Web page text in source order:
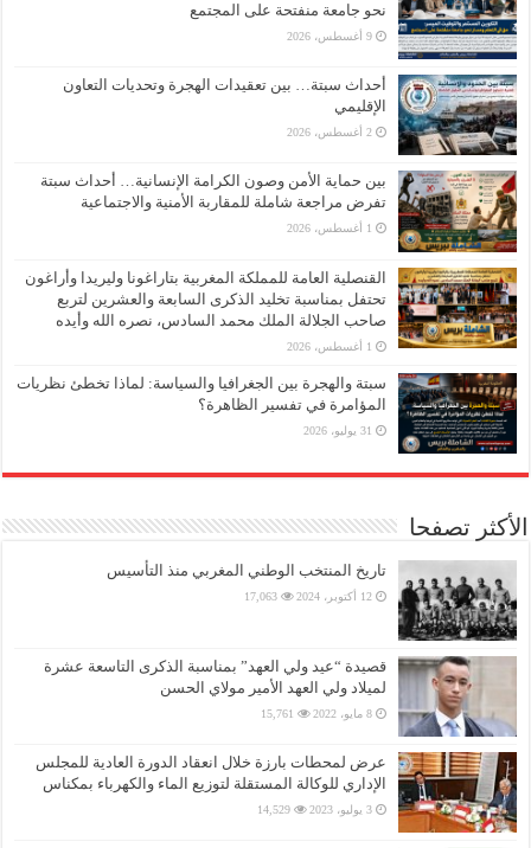
نحو جامعة منفتحة على المجتمع
9 أغسطس، 2026
أحداث سبتة… بين تعقيدات الهجرة وتحديات التعاون
الإقليمي
2 أغسطس، 2026
بين حماية الأمن وصون الكرامة الإنسانية… أحداث سبتة
تفرض مراجعة شاملة للمقاربة الأمنية والاجتماعية
1 أغسطس، 2026
القنصلية العامة للمملكة المغربية بتاراغونا وليريدا وأراغون
تحتفل بمناسبة تخليد الذكرى السابعة والعشرين لتربع
صاحب الجلالة الملك محمد السادس، نصره الله وأيده
1 أغسطس، 2026
سبتة والهجرة بين الجغرافيا والسياسة: لماذا تخطئ نظريات
المؤامرة في تفسير الظاهرة؟
31 يوليو، 2026
الأكثر تصفحا
تاريخ المنتخب الوطني المغربي منذ التأسيس
12 أكتوبر، 2024 17,063
قصيدة “عيد ولي العهد” بمناسبة الذكرى التاسعة عشرة
لميلاد ولي العهد الأمير مولاي الحسن
8 مايو، 2022 15,761
عرض لمحطات بارزة خلال انعقاد الدورة العادية للمجلس
الإداري للوكالة المستقلة لتوزيع الماء والكهرباء بمكناس
3 يوليو، 2023 14,529